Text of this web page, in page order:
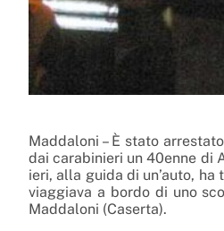
Maddaloni – È stato
dai carabinieri un 40enne di
ieri, alla guida di un’auto, ha
viaggiava a bordo di uno
Maddaloni (Caserta).